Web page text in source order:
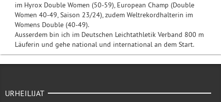
im Hyrox Double Women (50-59), European Champ (Double
Women 40-49, Saison 23/24), zudem Weltrekordhalterin im
Womens Double (40-49).
Ausserdem bin ich im Deutschen Leichtathletik Verband 800 m
Läuferin und gehe national und international an dem Start.
URHEILIJAT